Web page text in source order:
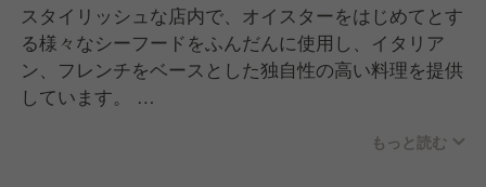
スタイリッシュな店内で、オイスターをはじめてとす
る様々なシーフードをふんだんに使用し、イタリア
ン、フレンチをベースとした独自性の高い料理を提供
しています。
もっと読む